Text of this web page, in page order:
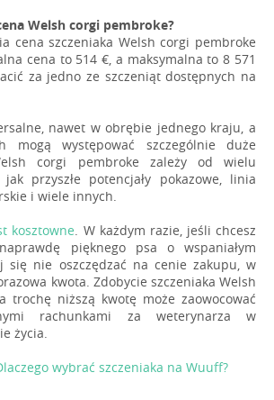
Welsh corgi pembroke?
cena szczeniaka Welsh corgi pembroke
cena to 514 €, a maksymalna to 8 571
za jedno ze szczeniąt dostępnych na
nawet w obrębie jednego kraju, a
mogą występować szczególnie duże
corgi pembroke zależy od wielu
przyszłe potencjały pokazowe, linia
i wiele innych.
kosztowne. W każdym razie, jeśli chcesz
pięknego psa o wspaniałym
się nie oszczędzać na cenie zakupu, w
kwota. Zdobycie szczeniaka Welsh
trochę niższą kwotę może zaowocować
rachunkami za weterynarza w
życia.
wybrać szczeniaka na Wuuff?